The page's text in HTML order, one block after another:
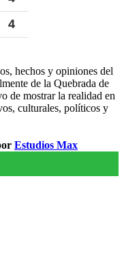
hechos y opiniones del
de la Quebrada de
de mostrar la realidad en
culturales, políticos y
Estudios Max